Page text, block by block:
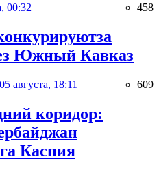
00:32 458
Южный Кавказ
05 августа, 18:11 609
коридор:
Каспия